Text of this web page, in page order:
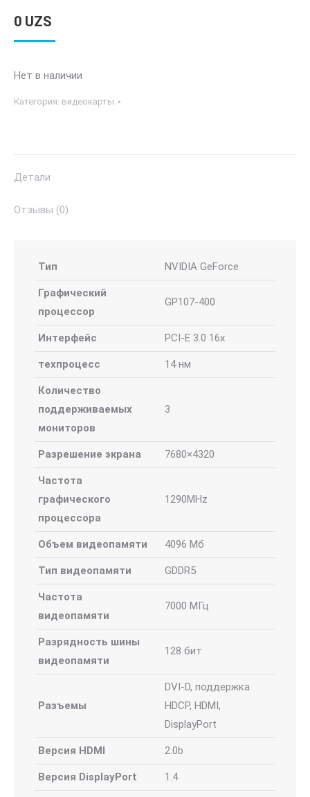
0 UZS
Нет в наличии
Категория: видеокарты
Детали
Отзывы (0)
Тип NVIDIA GeForce
Графический
процессор
GP107-400
Интерфейс PCI-E 3.0 16x
техпроцесс 14 нм
Количество
поддерживаемых
мониторов
3
Разрешение экрана 7680×4320
Частота
графического
процессора
1290MHz
Объем видеопамяти 4096 Мб
Тип видеопамяти GDDR5
Частота
видеопамяти
7000 МГц
Разрядность шины
видеопамяти
128 бит
Разъемы
DVI-D, поддержка
HDCP, HDMI,
DisplayPort
Версия HDMI 2.0b
Версия DisplayPort 1.4